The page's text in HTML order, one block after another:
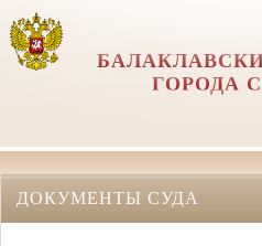
ГОРОДА
ДОКУМЕНТЫ СУДА